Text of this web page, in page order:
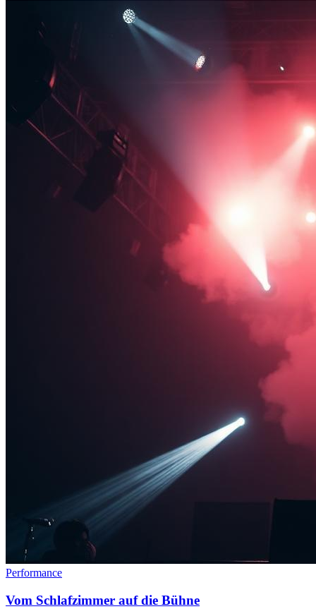
Performance
Vom Schlafzimmer auf die Bühne